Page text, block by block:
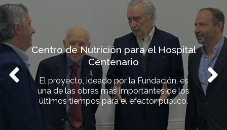
Centro de Nutrición para el Hospital
Centenario
El proyecto, ideado por la Fundación, es
una de las obras más importantes de los
últimos tiempos para el efector público.